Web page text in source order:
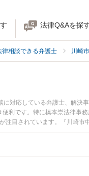
法律Q&Aを探
律相談できる弁護士 川崎
対応している弁護士、解決
利です。特に橋本崇法律事
注目されています。『川崎市
近くの弁護士を検索したい